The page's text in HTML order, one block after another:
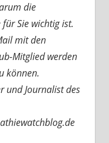
die
Sie wichtig ist.
mit den
Mitglied werden
können.
und Journalist des